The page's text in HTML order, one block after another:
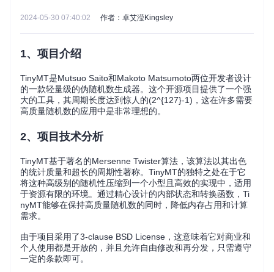
2024-05-30 07:40:02 作者：卓艾滢Kingsley
1、项目介绍
TinyMT是Mutsuo Saito和Makoto Matsumoto两位开发者设计
的一款轻量级的伪随机数生成器。这个开源项目提供了一个强
大的工具，其周期长度达到惊人的(2^{127}-1)，这在许多需要
高质量随机数的应用中是非常理想的。
2、项目技术分析
TinyMT基于著名的Mersenne Twister算法，该算法以其出色
的统计质量和超长的周期性著称。TinyMT的独特之处在于它
将这种高级别的随机性压缩到一个小型且高效的实现中，适用
于资源有限的环境。通过精心设计的内部状态和转换函数，Ti
nyMT能够在保持高质量随机数的同时，降低内存占用和计算
需求。
由于项目采用了3-clause BSD License，这意味着它对商业和
个人使用都是开放的，并且允许自由修改和再分发，只需遵守
一定的条款即可。